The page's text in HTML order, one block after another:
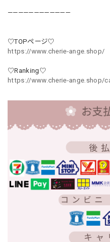
————————————
♡TOPページ♡
https://www.cherie-ange.shop/
♡Ranking♡
https://www.cherie-ange.shop/